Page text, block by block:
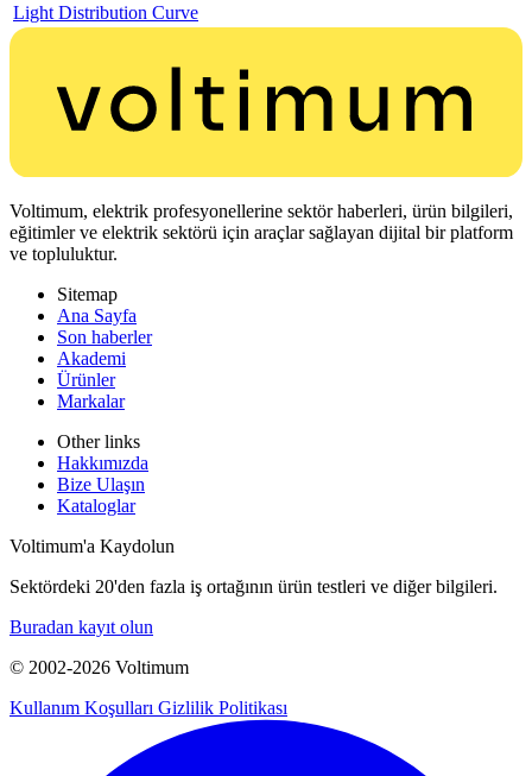
Light Distribution Curve
Voltimum, elektrik profesyonellerine sektör haberleri, ürün bilgileri,
eğitimler ve elektrik sektörü için araçlar sağlayan dijital bir platform
ve topluluktur.
Sitemap
Ana Sayfa
Son haberler
Akademi
Ürünler
Markalar
Other links
Hakkımızda
Bize Ulaşın
Kataloglar
Voltimum'a Kaydolun
Sektördeki 20'den fazla iş ortağının ürün testleri ve diğer bilgileri.
Buradan kayıt olun
© 2002-2026 Voltimum
Kullanım Koşulları Gizlilik Politikası